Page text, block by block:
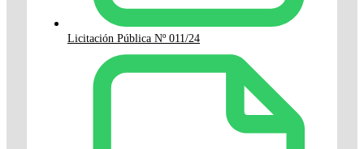
Licitación Pública Nº 011/24